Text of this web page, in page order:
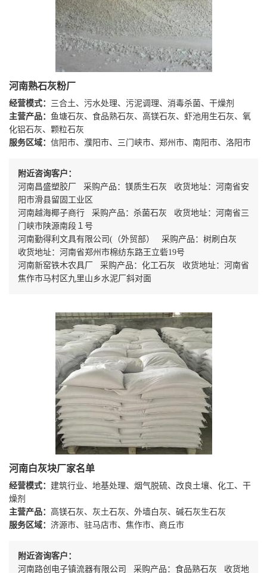
河南熟石灰粉厂
经营模式： 三合土、污水处理、污泥调理、消毒杀菌、干燥剂
主营产品： 鱼塘石灰、食品熟石灰、高镁石灰、虾池用生石灰、氧
化铝石灰、颗粒石灰
服务区域： 信阳市、濮阳市、三门峡市、郑州市、南阳市、洛阳市
附近咨询客户：
河南昌盛塑胶厂 采购产品：镁质生石灰 收货地址：河南省安
阳市滑县留固工业区
河南越海椰子商行 采购产品：杀菌石灰 收货地址：河南省三
门峡市陕源南段１号
河南勤得利文具有限公司(（外贸部） 采购产品：树刷白灰
收货地址：河南省郑州市棉纺东路王立砦19号
河南新窑铁木农具厂 采购产品：化工石灰 收货地址：河南省
焦作市马村区九里山乡水泥厂斜对面
河南白灰块厂家名单
经营模式： 建筑行业、地基处理、烟气脱硫、改良土壤、化工、干
燥剂
主营产品： 高镁石灰、灰土石灰、外墙白灰、碱石灰生石灰
服务区域： 济源市、驻马店市、焦作市、商丘市
附近咨询客户：
河南路创电子镇流器有限公司 采购产品：食品熟石灰 收货地